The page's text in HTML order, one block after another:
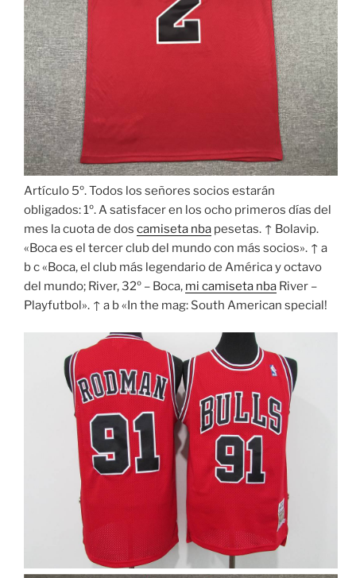
Artículo 5º. Todos los señores socios estarán
obligados: 1º. A satisfacer en los ocho primeros días del
mes la cuota de dos camiseta nba pesetas. ↑ Bolavip.
«Boca es el tercer club del mundo con más socios». ↑ a
b c «Boca, el club más legendario de América y octavo
del mundo; River, 32º – Boca, mi camiseta nba River –
Playfutbol». ↑ a b «In the mag: South American special!